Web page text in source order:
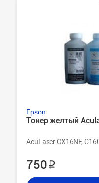
Epson
Тонер желтый
AcuLaser CX16NF,
750 ₽